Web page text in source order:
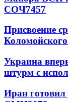
СОЧ7457
Присвоение
Украина
штурм с
Иран готовил